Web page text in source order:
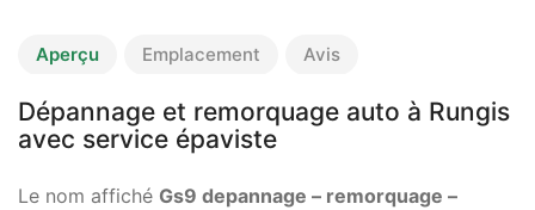
Aperçu Emplacement Avis
Dépannage et remorquage auto à Rungis
avec service épaviste
Le nom affiché Gs9 depannage – remorquage –